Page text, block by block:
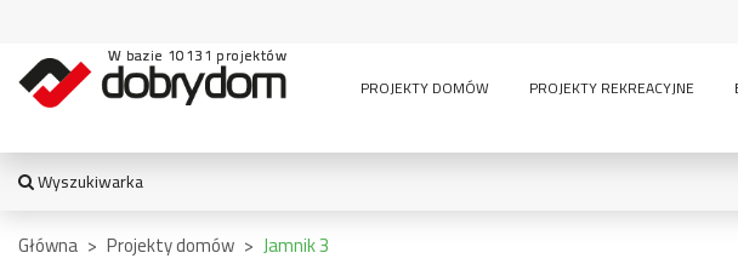
W bazie 10131 projektów
PROJEKTY DOMÓW
PROJEKTY REKREACYJNE
Wyszukiwarka
WYSZUKIWARKA
Główna > Projekty domów > Jamnik 3